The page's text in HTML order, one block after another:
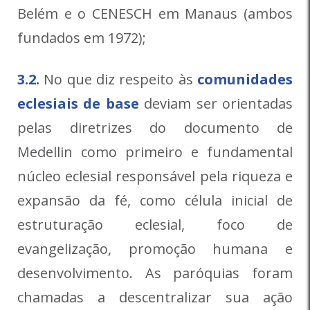
Belém e o CENESCH em Manaus (ambos
fundados em 1972);
3.2. No que diz respeito às comunidades
eclesiais de base deviam ser orientadas
pelas diretrizes do documento de
Medellin como primeiro e fundamental
núcleo eclesial responsável pela riqueza e
expansão da fé, como célula inicial de
estruturação eclesial, foco de
evangelização, promoção humana e
desenvolvimento. As paróquias foram
chamadas a descentralizar sua ação